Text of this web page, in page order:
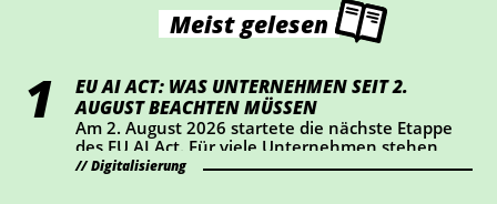
Meist gelesen
EU AI ACT: WAS UNTERNEHMEN SEIT 2.
AUGUST BEACHTEN MÜSSEN
Am 2. August 2026 startete die nächste Etappe
des EU AI Act. Für viele Unternehmen stehen
dabei vor allem Transparenz und Kennzeichnung
Digitalisierung